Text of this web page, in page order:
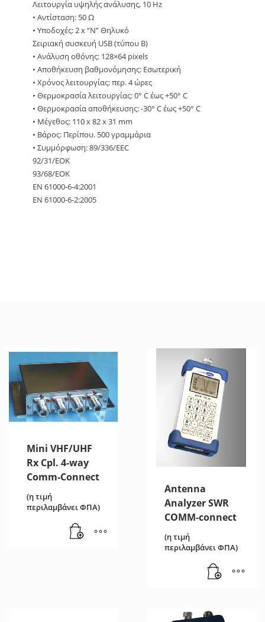
Λειτουργία υψηλής ανάλυσης, 10 Hz
• Αντίσταση: 50 Ω
• Υποδοχές: 2 x “N” Θηλυκό
Σειριακή συσκευή USB (τύπου Β)
• Ανάλυση οθόνης: 128×64 pixels
• Αποθήκευση βαθμονόμησης: Εσωτερική
• Χρόνος λειτουργίας: περ. 4 ώρες
• Θερμοκρασία λειτουργίας: 0° C έως +50° C
• Θερμοκρασία αποθήκευσης: -30° C έως +50° C
• Μέγεθος: 110 x 82 x 31 mm
• Βάρος: Περίπου. 500 γραμμάρια
• Συμμόρφωση: 89/336/EEC
92/31/ΕΟΚ
93/68/ΕΟΚ
EN 61000-6-4:2001
EN 61000-6-2:2005
Mini VHF/UHF
Rx Cpl. 4-way
Comm-Connect
(η τιμή
περιλαμβάνει ΦΠΑ)
Antenna
Analyzer SWR
COMM-connect
(η τιμή
περιλαμβάνει ΦΠΑ)